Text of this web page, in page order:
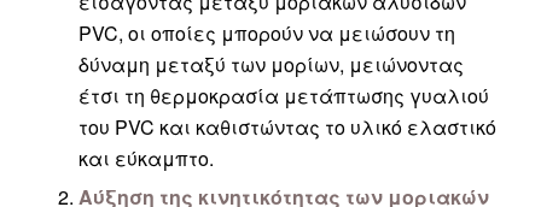
PVC, οι οποίες μπορούν να μειώσουν τη
δύναμη μεταξύ των μορίων, μειώνοντας
έτσι τη θερμοκρασία μετάπτωσης γυαλιού
του PVC και καθιστώντας το υλικό ελαστικό
και εύκαμπτο.
Αύξηση της κινητικότητας των μοριακών